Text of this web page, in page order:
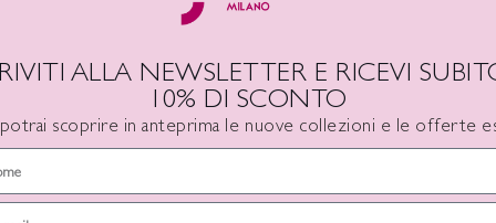
ALLA NEWSLETTER E RICEVI
10% DI SCONTO
scoprire in anteprima le nuove collezioni e le offerte